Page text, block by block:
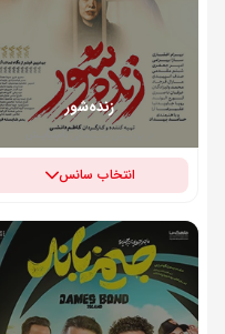
زنده‌شور
انتخاب سانس